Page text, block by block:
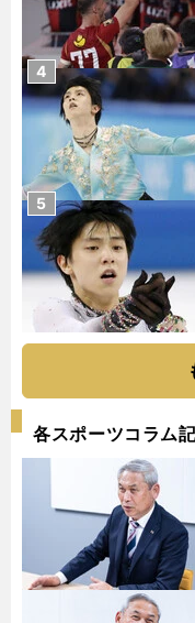
4
5
各スポーツコラム